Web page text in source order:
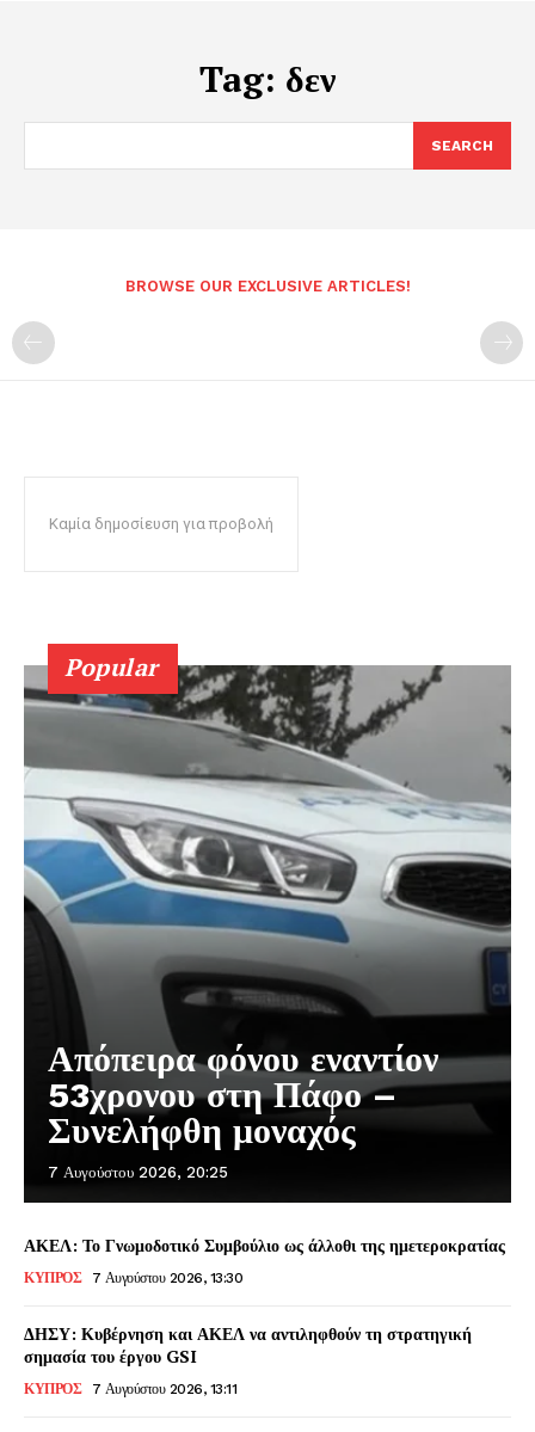
Tag: δεν
SEARCH
BROWSE OUR EXCLUSIVE ARTICLES!
Καμία δημοσίευση για προβολή
Popular
Απόπειρα φόνου εναντίον
53χρονου στη Πάφο –
Συνελήφθη μοναχός
7 Αυγούστου 2026, 20:25
ΑΚΕΛ: Το Γνωμοδοτικό Συμβούλιο ως άλλοθι της ημετεροκρατίας
ΚΥΠΡΟΣ 7 Αυγούστου 2026, 13:30
ΔΗΣΥ: Κυβέρνηση και ΑΚΕΛ να αντιληφθούν τη στρατηγική
σημασία του έργου GSI
ΚΥΠΡΟΣ 7 Αυγούστου 2026, 13:11